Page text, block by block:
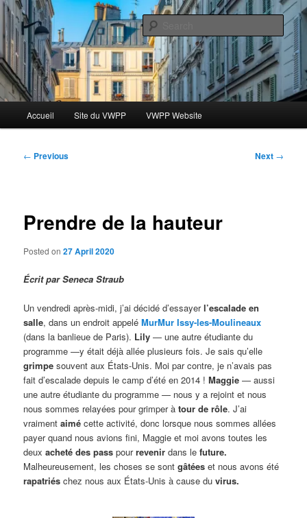
Skip
primary
contentBlog VWPP
Le blog des étudiants du Vassar-Wesleyan Programme à Paris
Accueil Site du VWPP VWPP Website
Post
← Previous Next →
Prendre de la hauteur
Posted on27 April 2020
Écrit par Seneca Straub
Un vendredi après-midi, j’ai décidé d’essayerl’escalade en
salle, dans un endroit appelé MurMur Issy-les-Moulineaux
(dans la banlieue de Paris). Lily — une autre étudiante du
programme —y était déjà allée plusieurs fois. Je sais qu’elle
grimpe souvent aux États-Unis. Moi par contre, je n’avais pas
fait d’escalade depuis le camp d’été en 2014 !Maggie — aussi
une autre étudiante du programme — nous y a rejoint et nous
nous sommes relayées pour grimper àtour de rôle. J’ai
vraimentaimé cette activité, donc lorsque nous sommes allées
payer quand nous avions fini, Maggie et moi avons toutes les
deuxacheté des pass pourrevenir dans lefuture.
Malheureusement, les choses se sontgâtées et nous avons été
rapatriés chez nous aux États-Unis à cause duvirus.